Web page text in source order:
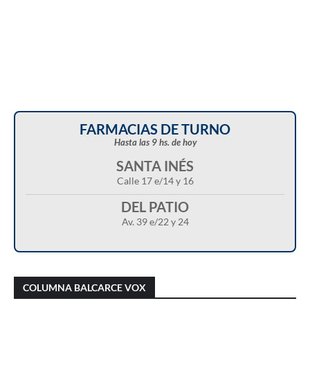
FARMACIAS DE TURNO
Hasta las 9 hs. de hoy
SANTA INÉS
Calle 17 e/14 y 16
DEL PATIO
Av. 39 e/22 y 24
COLUMNA BALCARCE VOX
Christian Castillo en “Balcarce Vox”:
Tierras y advirtió sobre una “entrega total”
del territorio
Gerardo Mancuso en “Balcarce Vox”: advirtió
sobre la influencia de los discursos violentos